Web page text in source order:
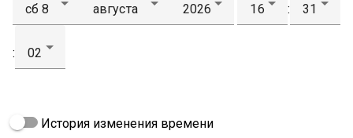
:
:
История изменения времени